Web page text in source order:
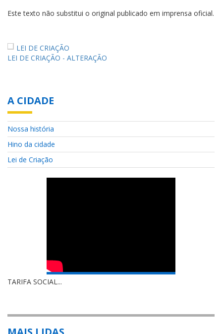
Este texto não substitui o original publicado em imprensa oficial.
LEI DE CRIAÇÃO
LEI DE CRIAÇÃO - ALTERAÇÃO
A CIDADE
Nossa história
Hino da cidade
Lei de Criação
TARIFA SOCIAL...